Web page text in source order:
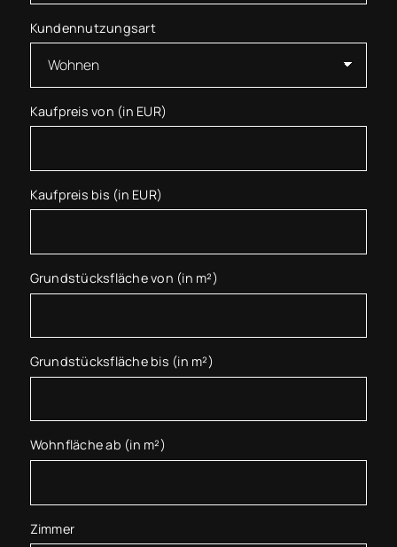
Kundennutzungsart
Kaufpreis von (in EUR)
Kaufpreis bis (in EUR)
Grundstücksfläche von (in m²)
Grundstücksfläche bis (in m²)
Wohnfläche ab (in m²)
Zimmer